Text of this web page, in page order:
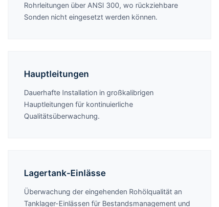
Rohrleitungen über ANSI 300, wo rückziehbare
Sonden nicht eingesetzt werden können.
Hauptleitungen
Dauerhafte Installation in großkalibrigen
Hauptleitungen für kontinuierliche
Qualitätsüberwachung.
Lagertank-Einlässe
Überwachung der eingehenden Rohölqualität an
Tanklager-Einlässen für Bestandsmanagement und